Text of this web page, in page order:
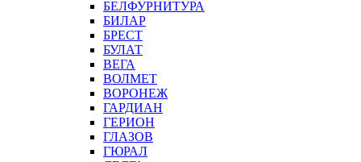
БЕЛФУРНИТУРА
БИЛАР
БРЕСТ
БУЛАТ
ВЕГА
ВОЛМЕТ
ВОРОНЕЖ
ГАРДИАН
ГЕРИОН
ГЛАЗОВ
ГЮРАЛ